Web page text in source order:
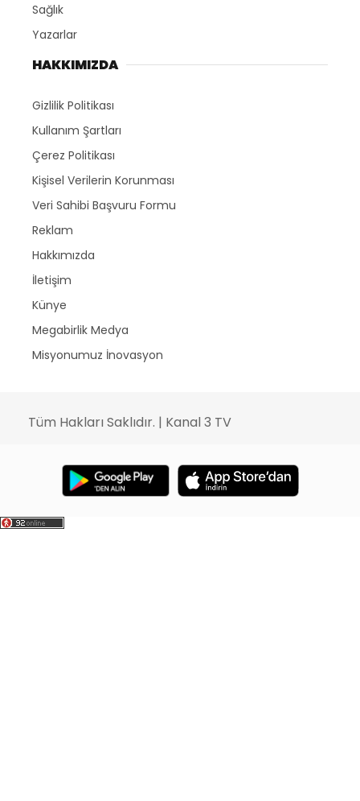
Sağlık
Yazarlar
HAKKIMIZDA
Gizlilik Politikası
Kullanım Şartları
Çerez Politikası
Kişisel Verilerin Korunması
Veri Sahibi Başvuru Formu
Reklam
Hakkımızda
İletişim
Künye
Megabirlik Medya
Misyonumuz İnovasyon
Tüm Hakları Saklıdır. | Kanal 3 TV